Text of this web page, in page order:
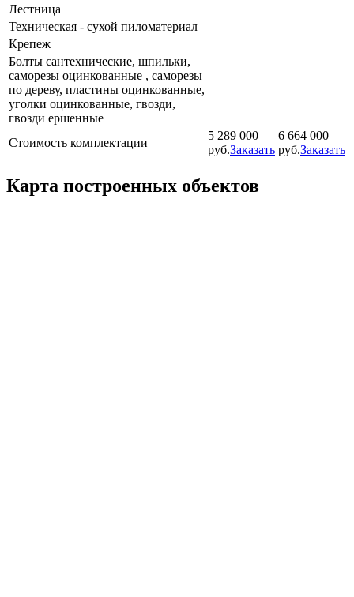
Лестница
Техническая - сухой пиломатериал
Крепеж
Болты сантехнические, шпильки,
саморезы оцинкованные , саморезы
по дереву, пластины оцинкованные,
уголки оцинкованные, гвозди,
гвозди ершенные
Стоимость комплектации
5 289 000
руб.Заказать
6 664 000
руб.Заказать
Карта построенных объектов